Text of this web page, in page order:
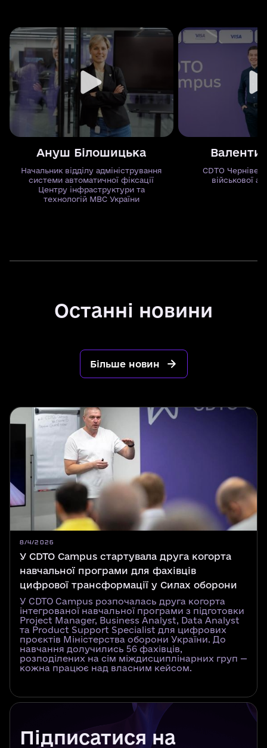
Ануш Білошицька
Начальник відділу адміністрування
системи автоматичної фіксації
Центру інфраструктури та
технологій МВС України
CDTO
військової
Останні новини
Більше новин
8/4/2026
У CDTO Campus стартувала друга когорта
навчальної програми для фахівців
цифрової трансформації у Силах оборони
У CDTO Campus розпочалась друга когорта
інтегрованої навчальної програми з підготовки
Project Manager, Business Analyst, Data Analyst
та Product Support Specialist для цифрових
проєктів Міністерства оборони України. До
навчання долучились 56 фахівців,
розподілених на сім міждисциплінарних груп —
кожна працює над власним кейсом.
Підписатися на